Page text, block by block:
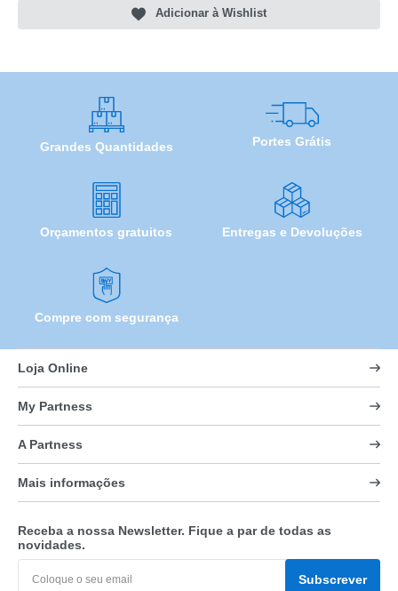
Adicionar à Wishlist
Grandes Quantidades Portes Grátis
Orçamentos gratuitos Entregas e Devoluções
Compre com segurança
Loja Online
My Partness
A Partness
Mais informações
Receba a nossa Newsletter. Fique a par de todas as
novidades.
Subscrever